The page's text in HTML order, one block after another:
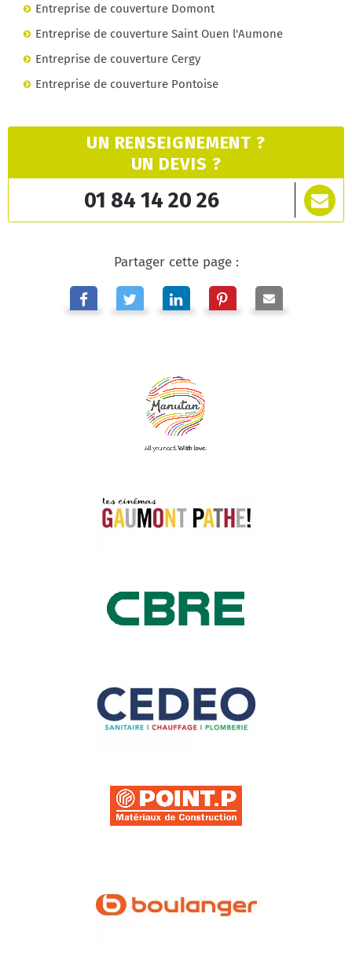
Entreprise de couverture Domont
Entreprise de couverture Saint Ouen l'Aumone
Entreprise de couverture Cergy
Entreprise de couverture Pontoise
UN RENSEIGNEMENT ?
UN DEVIS ?
01 84 14 20 26
Partager cette page :